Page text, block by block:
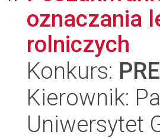
oznaczania
rolniczych
Konkurs:
Kierownik:
Uniwersytet